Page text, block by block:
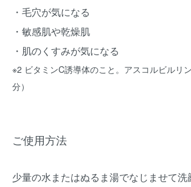
・毛穴が気になる
・敏感肌や乾燥肌
・肌のくすみが気になる
※2 ビタミンC誘導体のこと。アスコルビルリ
分）
ご使用方法
少量の水またはぬるま湯でなじませて洗